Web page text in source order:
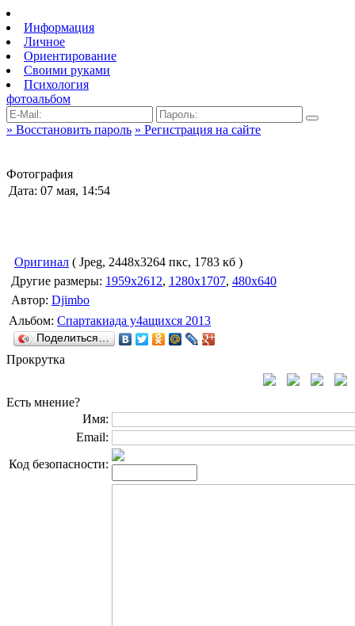
Информация
Личное
Ориентирование
Своими руками
Психология
фотоальбом
» Восстановить пароль » Регистрация на сайте
Фотография
Дата: 07 мая, 14:54
Оригинал ( Jpeg, 2448x3264 пкс, 1783 кб )
Другие размеры: 1959x2612, 1280x1707, 480x640
Автор: Djimbo
Альбом: Спартакиада у4ащихся 2013
Поделиться…
Прокрутка
Есть мнение?
Имя:
Email:
Код безопасности: